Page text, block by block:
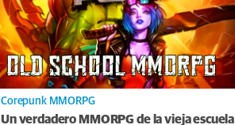
Corepunk MMORPG
Un verdadero MMORPG de la vieja escuela